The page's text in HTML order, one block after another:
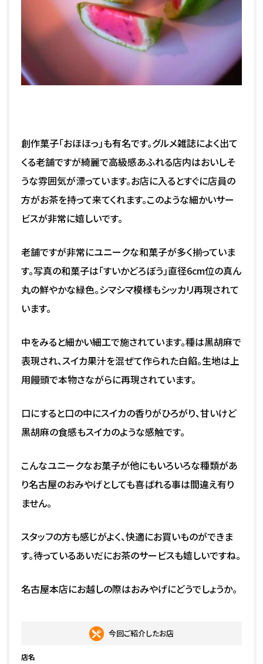
創作菓子「おほほっ」も有名です。グルメ雑誌によく出て
くる老舗ですが綺麗で高級感あふれる店内はおいしそ
うな雰囲気が漂っています。お店に入るとすぐに店員の
方がお茶を持って来てくれます。このような細かいサー
ビスが非常に嬉しいです。
老舗ですが非常にユニークな和菓子が多く揃っていま
す。写真の和菓子は「すいかどろぼう」直径6cm位の真ん
丸の鮮やかな緑色。シマシマ模様もシッカリ再現されて
います。
中をみると細かい細工で施されています。種は黒胡麻で
表現され、スイカ果汁を混ぜて作られた白餡。生地は上
用饅頭で本物さながらに再現されています。
口にすると口の中にスイカの香りがひろがり、甘いけど
黒胡麻の食感もスイカのような感触です。
こんなユニークなお菓子が他にもいろいろな種類があ
り名古屋のおみやげとしても喜ばれる事は間違え有り
ません。
スタッフの方も感じがよく、快適にお買いものができま
す。待っているあいだにお茶のサービスも嬉しいですね。
名古屋本店にお越しの際はおみやげにどうでしょうか。
今回ご紹介したお店
店名